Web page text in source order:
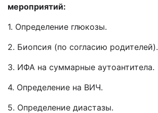
мероприятий:
1. Определение глюкозы.
2. Биопсия (по согласию родителей).
3. ИФА на суммарные аутоантитела.
4. Определение на ВИЧ.
5. Определение диастазы.